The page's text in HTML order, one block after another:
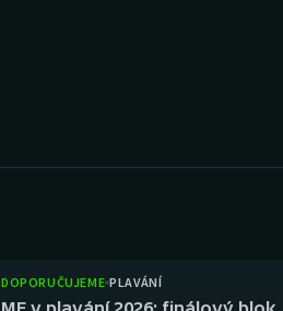
Parasport
DOPORUČUJEME PLAVÁNÍ